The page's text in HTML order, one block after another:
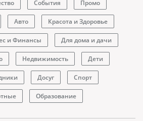
События Промо
Авто Красота и Здоровье
и Финансы Для дома и дачи
Недвижимость Дети
Досуг Спорт
Образование